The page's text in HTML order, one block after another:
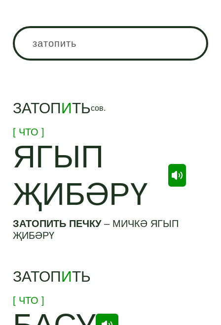
ЗАТОПИТЬсов.
[ ЧТО ]
ЯГЫП
ҖИБӘРҮ
ЗАТОПИТЬ ПЕЧКУ– МИЧКӘ ЯГЫП
ҖИБӘРҮ
ЗАТОПИТЬ
[ ЧТО ]